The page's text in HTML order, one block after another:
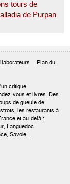
tours de
de Purpan
Plan du
critique
vous et livres. Des
de gueule de
les restaurants à
et au-delà :
Languedoc-
Savoie...